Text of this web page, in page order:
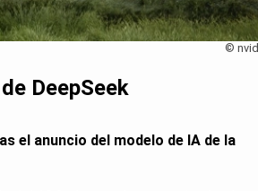
©
DeepSeek
el anuncio del modelo de IA de la